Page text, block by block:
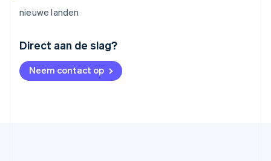
nieuwe landen
Direct aan de slag?
Neem contact op
Australië
English
België
NederlandsFrançais Deutsch